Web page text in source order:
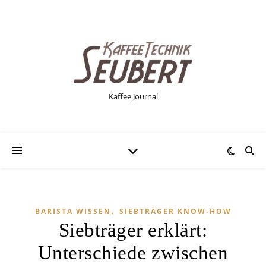
Kaffee Journal
BARISTA WISSEN , SIEBTRÄGER KNOW-HOW
Siebträger erklärt:
Unterschiede zwischen